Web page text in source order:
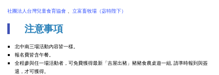
社團法人台灣兒童食育協會 立富畜牧場（宓特陛下）
注意事項
北中南三場活動內容皆一樣。
報名費皆含午餐。
全程參與任一場活動者，可免費獲得最新「吉屋出豬」豬豬食農桌遊一組, 請準時報到與簽
退，才可獲得。